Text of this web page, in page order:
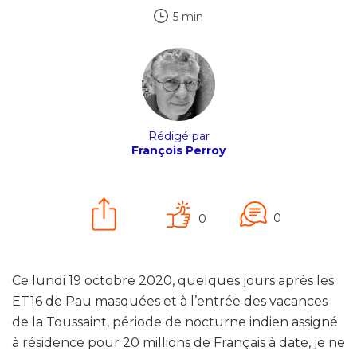
5 min
Rédigé par
François Perroy
0 0
Ce lundi 19 octobre 2020, quelques jours après les
ET16 de Pau masquées et à l’entrée des vacances
de la Toussaint, période de nocturne indien assigné
à résidence pour 20 millions de Français à date, je ne